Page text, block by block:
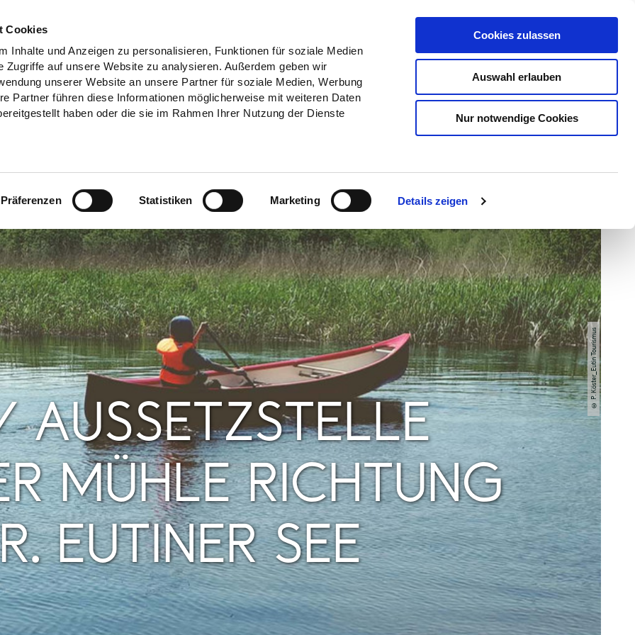
Cookies
Inhalte und Anzeigen zu personalisieren, Funktionen für soziale Medien
Zugriffe auf unsere Website zu analysieren. Außerdem geben wir
unserer Website an unsere Partner für soziale Medien, Werbung
Partner führen diese Informationen möglicherweise mit weiteren Daten
haben oder die sie im Rahmen Ihrer Nutzung der Dienste
Präferenzen Statistiken Marketing Details zeigen
Cookies zulassen
Auswahl erlauben
Nur notwendige Cookies
Grünes Klassenzimmer
© P. Köster_Eutin Tourismus
AUSSETZSTELLE
MÜHLE RICHTUNG
EUTINER SEE